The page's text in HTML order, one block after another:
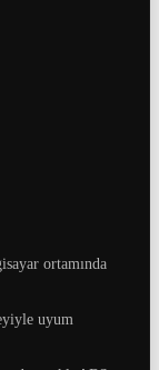
ortamında
uyum